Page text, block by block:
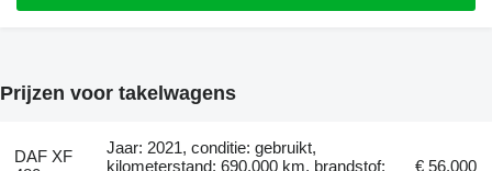
Prijzen voor takelwagens
DAF XF
Jaar: 2021, conditie: gebruikt,
kilometerstand: 690.000 km, brandstof:
€ 56.000